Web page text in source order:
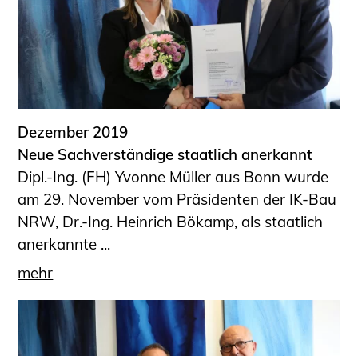
Dezember 2019
Neue Sachverständige staatlich anerkannt
Dipl.-Ing. (FH) Yvonne Müller aus Bonn wurde
am 29. November vom Präsidenten der IK-Bau
NRW, Dr.-Ing. Heinrich Bökamp, als staatlich
anerkannte ...
mehr